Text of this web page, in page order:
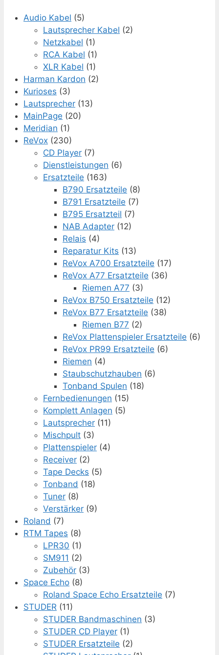
Audio Kabel (5)
Lautsprecher Kabel (2)
Netzkabel (1)
RCA Kabel (1)
XLR Kabel (1)
Harman Kardon (2)
Kurioses (3)
Lautsprecher (13)
MainPage (20)
Meridian (1)
ReVox (230)
CD Player (7)
Dienstleistungen (6)
Ersatzteile (163)
B790 Ersatzteile (8)
B791 Ersatzteile (7)
B795 Ersatzteil (7)
NAB Adapter (12)
Relais (4)
Reparatur Kits (13)
ReVox A700 Ersatzteile (17)
ReVox A77 Ersatzteile (36)
Riemen A77 (3)
ReVox B750 Ersatzteile (12)
ReVox B77 Ersatzteile (38)
Riemen B77 (2)
ReVox Plattenspieler Ersatzteile (6)
ReVox PR99 Ersatzteile (6)
Riemen (4)
Staubschutzhauben (6)
Tonband Spulen (18)
Fernbedienungen (15)
Komplett Anlagen (5)
Lautsprecher (11)
Mischpult (3)
Plattenspieler (4)
Receiver (2)
Tape Decks (5)
Tonband (18)
Tuner (8)
Verstärker (9)
Roland (7)
RTM Tapes (8)
LPR30 (1)
SM911 (2)
Zubehör (3)
Space Echo (8)
Roland Space Echo Ersatzteile (7)
STUDER (11)
STUDER Bandmaschinen (3)
STUDER CD Player (1)
STUDER Ersatzteile (2)